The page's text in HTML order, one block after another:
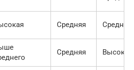
Средняя Средняя
Средняя Высокая